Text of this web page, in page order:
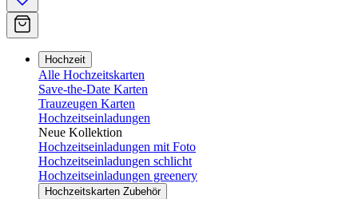
Hochzeit
Alle Hochzeitskarten
Save-the-Date Karten
Trauzeugen Karten
Hochzeitseinladungen
Neue Kollektion
Hochzeitseinladungen mit Foto
Hochzeitseinladungen schlicht
Hochzeitseinladungen greenery
Hochzeitskarten Zubehör